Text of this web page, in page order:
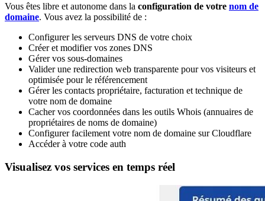
Vous êtes libre et autonome dans la configuration de votre nom de
domaine. Vous avez la possibilité de :
Configurer les serveurs DNS de votre choix
Créer et modifier vos zones DNS
Gérer vos sous-domaines
Valider une redirection web transparente pour vos visiteurs et
optimisée pour le référencement
Gérer les contacts propriétaire, facturation et technique de
votre nom de domaine
Cacher vos coordonnées dans les outils Whois (annuaires de
propriétaires de noms de domaine)
Configurer facilement votre nom de domaine sur Cloudflare
Accéder à votre code auth
Visualisez vos services en temps réel